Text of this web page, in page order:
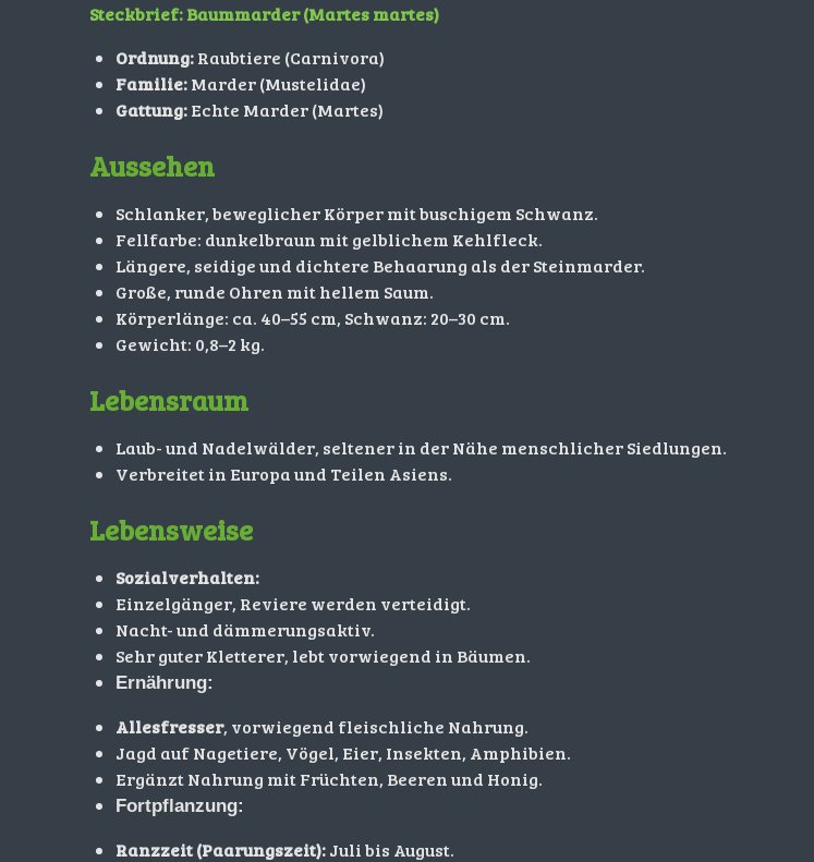
Steckbrief: Baummarder (Martes martes)
Ordnung:Raubtiere (Carnivora)
Familie:Marder (Mustelidae)
Gattung:Echte Marder (Martes)
Aussehen
Schlanker, beweglicher Körper mit buschigem Schwanz.
Fellfarbe: dunkelbraun mit gelblichem Kehlfleck.
Längere, seidige und dichtere Behaarung als der Steinmarder.
Große, runde Ohren mit hellem Saum.
Körperlänge: ca. 40–55 cm, Schwanz: 20–30 cm.
Gewicht: 0,8–2 kg.
Lebensraum
Laub- und Nadelwälder, seltener in der Nähe menschlicher Siedlungen.
Verbreitet in Europa und Teilen Asiens.
Lebensweise
Sozialverhalten:
Einzelgänger, Reviere werden verteidigt.
Nacht- und dämmerungsaktiv.
Sehr guter Kletterer, lebt vorwiegend in Bäumen.
Ernährung:
Allesfresser, vorwiegend fleischliche Nahrung.
Jagd auf Nagetiere, Vögel, Eier, Insekten, Amphibien.
Ergänzt Nahrung mit Früchten, Beeren und Honig.
Fortpflanzung:
Ranzzeit (Paarungszeit):Juli bis August.